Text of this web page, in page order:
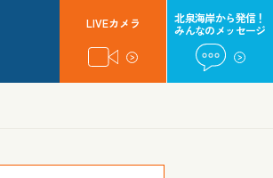
LIVEカメラ
北泉海岸から発信！
みんなのメッセージ